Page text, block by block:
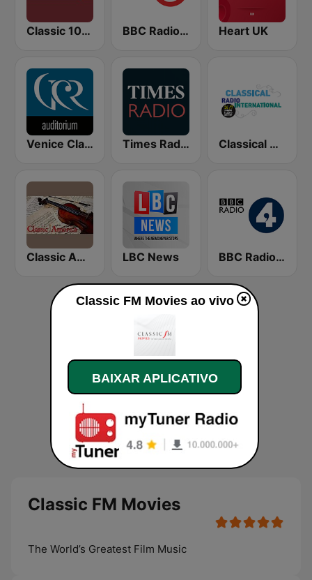
Classic 1027 BBC Radio 3 Heart UK
Venice Classic Radio | VCR Auditorium Times Radio Classical Radio International
Classic America LBC News BBC Radio 4
Classic FM Movies
The World’s Greatest Film Music
Classic FM Movies ao vivo
BAIXAR APLICATIVO